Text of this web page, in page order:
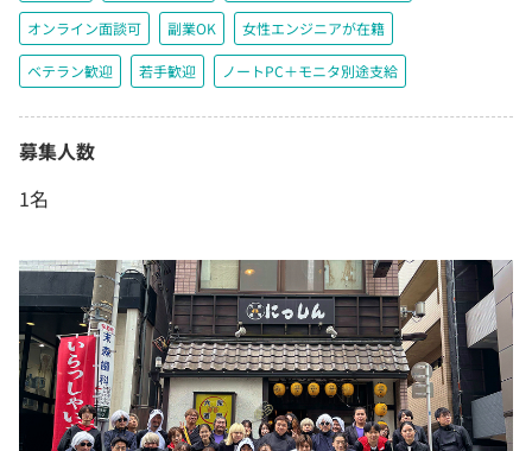
オンライン面談可 副業OK 女性エンジニアが在籍
ベテラン歓迎 若手歓迎 ノートPC＋モニタ別途支給
募集人数
1名